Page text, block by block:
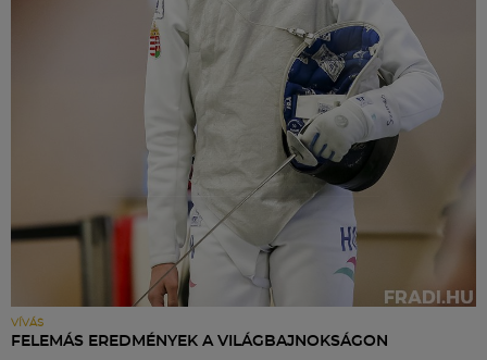
VÍVÁS
FELEMÁS EREDMÉNYEK A VILÁGBAJNOKSÁGON